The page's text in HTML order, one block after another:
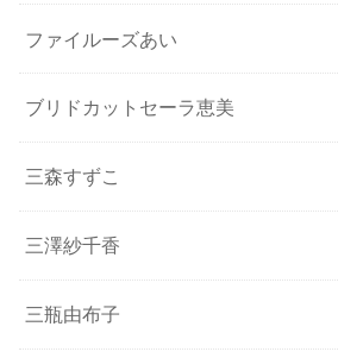
ファイルーズあい
ブリドカットセーラ恵美
三森すずこ
三澤紗千香
三瓶由布子